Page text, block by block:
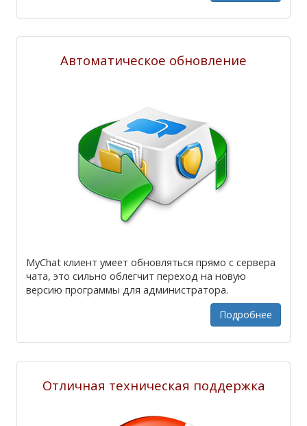
Автоматическое обновление
MyChat клиент умеет обновляться прямо с сервера
чата, это сильно облегчит переход на новую
версию программы для администратора.
Подробнее
Отличная техническая поддержка